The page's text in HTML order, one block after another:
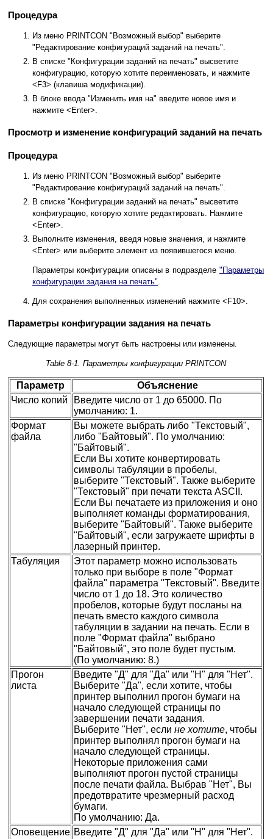
Процедура
Из меню PRINTCON "Возможный выбор" выберите
"Редактирование конфигураций заданий на печать".
В списке "Конфигурации заданий на печать" высветите
конфигурацию, которую хотите переименовать, и нажмите
<F3> (клавиша модификации).
В блоке ввода "Изменить имя на" введите новое имя и
нажмите <Enter>.
Просмотр и изменение конфигураций заданий на печать
Процедура
Из меню PRINTCON "Возможный выбор" выберите
"Редактирование конфигураций заданий на печать".
В списке "Конфигурации заданий на печать" высветите
конфигурацию, которую хотите редактировать. Нажмите
<Enter>.
Выполните изменения, введя новые значения, и нажмите
<Enter> или выберите элемент из появившегося меню.
Параметры конфигурации описаны в подразделе "Параметры
конфигурации задания на печать"
Для сохранения выполненных изменений нажмите <F10>.
Параметры конфигурации задания на печать
Следующие параметры могут быть настроены или изменены.
Table 8-1. Параметры конфигурации PRINTCON
Параметр
Объяснение
Число копий
Введите число от 1 до 65000. По
умолчанию: 1.
Формат
файла
Вы можете выбрать либо "Текстовый",
либо "Байтовый". По умолчанию:
"Байтовый".
Если Вы хотите конвертировать
символы табуляции в пробелы,
выберите "Текстовый". Также выберите
"Текстовый" при печати текста ASCII.
Если Вы печатаете из приложения и оно
выполняет команды форматирования,
выберите "Байтовый". Также выберите
"Байтовый", если загружаете шрифты в
лазерный принтер.
Табуляция
Этот параметр можно использовать
только при выборе в поле "Формат
файла" параметра "Текстовый". Введите
число от 1 до 18. Это количество
пробелов, которые будут посланы на
печать вместо каждого символа
табуляции в задании на печать. Если в
поле "Формат файла" выбрано
"Байтовый", это поле будет пустым.
(По умолчанию: 8.)
Прогон
листа
Введите "Д" для "Да" или "Н" для "Нет".
Выберите "Да", если хотите, чтобы
принтер выполнил прогон бумаги на
начало следующей страницы по
завершении печати задания.
Выберите "Нет", если не хотите, чтобы
принтер выполнял прогон бумаги на
начало следующей страницы.
Некоторые приложения сами
выполняют прогон пустой страницы
после печати файла. Выбрав "Нет", Вы
предотвратите чрезмерный расход
бумаги.
По умолчанию: Да.
Оповещение Введите "Д" для "Да" или "Н" для "Нет".